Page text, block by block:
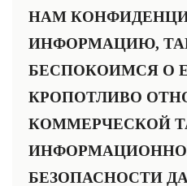
НАМ
ИНФОРМАЦИЮ,
БЕСПОКОИМСЯ О
КРОПОТЛИВО
КОММЕРЧЕСКОЙ
БЕЗОПАСНОСТИ